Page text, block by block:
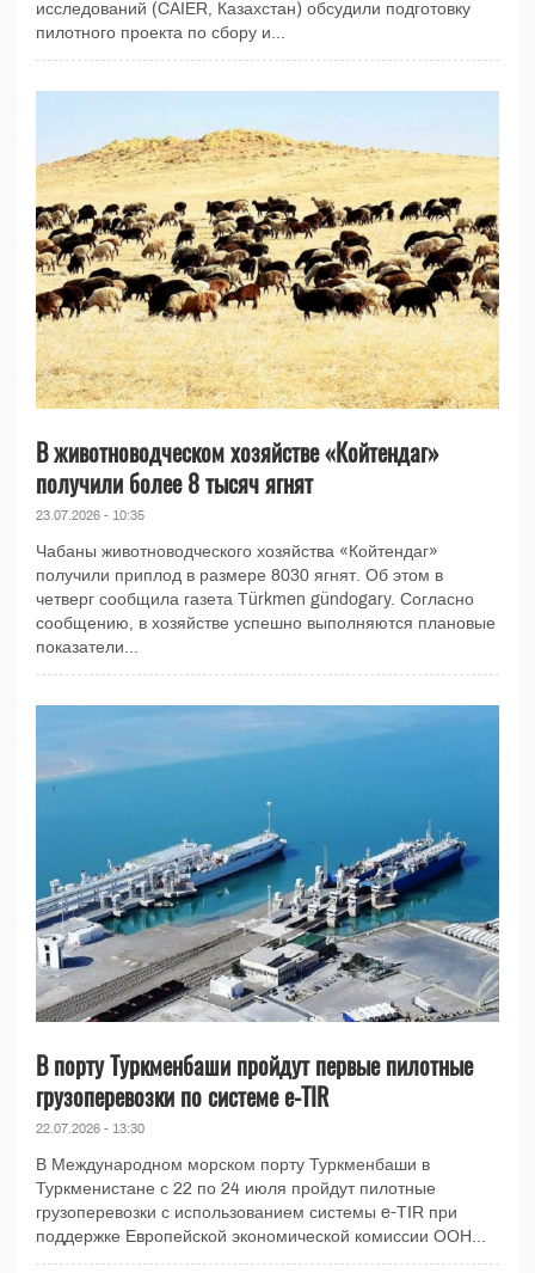
исследований (CAIER, Казахстан) обсудили подготовку
пилотного проекта по сбору и...
В животноводческом хозяйстве «Койтендаг»
получили более 8 тысяч ягнят
23.07.2026 - 10:35
Чабаны животноводческого хозяйства «Койтендаг»
получили приплод в размере 8030 ягнят. Об этом в
четверг сообщила газета Türkmen gündogary. Согласно
сообщению, в хозяйстве успешно выполняются плановые
показатели...
В порту Туркменбаши пройдут первые пилотные
грузоперевозки по системе e-TIR
22.07.2026 - 13:30
В Международном морском порту Туркменбаши в
Туркменистане с 22 по 24 июля пройдут пилотные
грузоперевозки с использованием системы e-TIR при
поддержке Европейской экономической комиссии ООН...